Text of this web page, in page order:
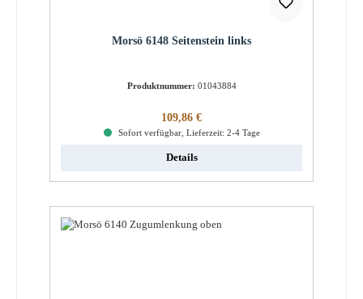
Morsö 6148 Seitenstein links
Produktnummer: 01043884
Regulärer Preis:
109,86 €
Sofort verfügbar, Lieferzeit: 2-4 Tage
Details